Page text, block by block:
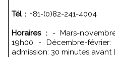
Tél：+81-(0)82-241-4004
Horaires：- Mars-
19h00 - Décembre-février:
admission: 30 minutes avant